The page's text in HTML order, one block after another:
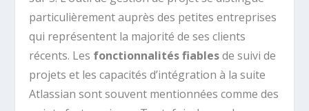
particulièrement auprès des petites entreprises
qui représentent la majorité de ses clients
récents. Les fonctionnalités fiablesde suivi de
projets et les capacités d’intégration à la suite
Atlassian sont souvent mentionnées comme des